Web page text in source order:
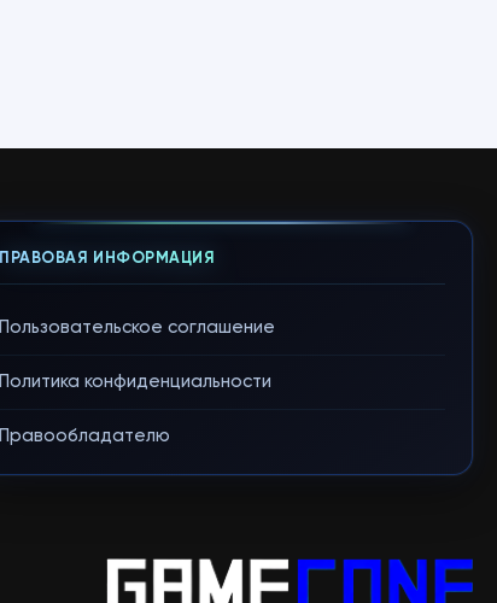
ПРАВОВАЯ ИНФОРМАЦИЯ
Пользовательское соглашение
Политика конфиденциальности
Правообладателю